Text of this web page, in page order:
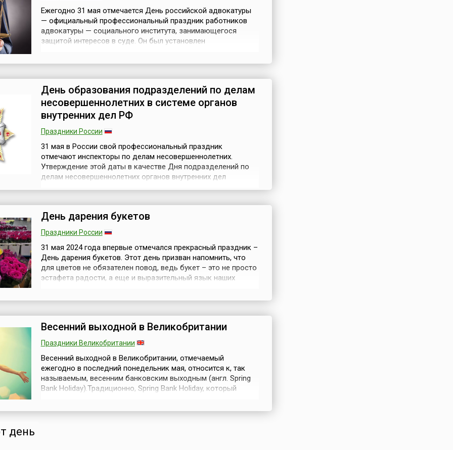
Ежегодно 31 мая отмечается День российской адвокатуры
— официальный профессиональный праздник работников
адвокатуры — социального института, занимающегося
защитой интересов в суде. Он был установлен
судопроизводства. В своей работе адвокаты, прежде в...
День образования подразделений по делам
несовершеннолетних в системе органов
внутренних дел РФ
Праздники России
31 мая в России свой профессиональный праздник
отмечают инспекторы по делам несовершеннолетних.
Утверждение этой даты в качестве Дня подразделений по
делам несовершеннолетних органов внутренних дел
соответствующий Приказ.Этот праздник ведёт свою
историю с даты 31 мая 1935 года, когда было принято
Поста...
День дарения букетов
Праздники России
31 мая 2024 года впервые отмечался прекрасный праздник –
День дарения букетов. Этот день призван напомнить, что
для цветов не обязателен повод, ведь букет – это не просто
эстафета радости, а еще и выразительный язык наших
импульсивно. Про...
Весенний выходной в Великобритании
Праздники Великобритании
Весенний выходной в Великобритании, отмечаемый
ежегодно в последний понедельник мая, относится к, так
называемым, весенним банковским выходным (англ. Spring
Bank Holiday).Традиционно, Spring Bank Holiday, который
день